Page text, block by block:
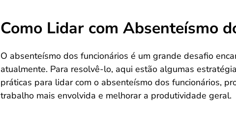
Como Lidar com Absenteísmo
O absenteísmo dos funcionários é um grande desafio
atualmente. Para resolvê-lo, aqui estão algumas
práticas para lidar com o absenteísmo dos funcionários,
trabalho mais envolvida e melhorar a produtividade geral.